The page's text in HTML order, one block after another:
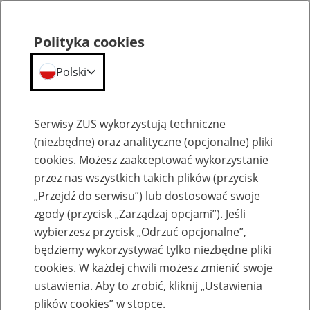
Szkolenia
Zaproś ZUS do siebie: Aktywni 50+
Polityka cookies
Polski
Serwisy ZUS wykorzystują techniczne
(niezbędne) oraz analityczne (opcjonalne) pliki
cookies. Możesz zaakceptować wykorzystanie
przez nas wszystkich takich plików (przycisk
„Przejdź do serwisu”) lub dostosować swoje
zgody (przycisk „Zarządzaj opcjami”). Jeśli
wybierzesz przycisk „Odrzuć opcjonalne”,
będziemy wykorzystywać tylko niezbędne pliki
cookies. W każdej chwili możesz zmienić swoje
ustawienia. Aby to zrobić, kliknij „Ustawienia
plików cookies” w stopce.